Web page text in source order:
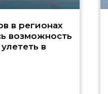
в регионах
возможность
в